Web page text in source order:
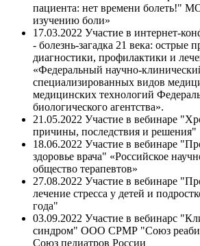
пациента: нет времени болеть!"
изучению боли»
17.03.2022 Участие в интернет-
- болезнь-загадка 21 века: острые
диагностики, профилактики и
«Федеральный научно-
специализированных видов
медицинских технологий
биологического агентства».
21.05.2022 Участие в вебинаре
причины, последствия и решения"
18.06.2022 Участие в вебинаре
здоровье врача" «Российское
общество терапевтов»
27.08.2022 Участие в вебинаре
лечение стресса у детей и
года"
03.09.2022 Участие в вебинарс
синдром" ООО СРМР "Союз
Союз педиатров России